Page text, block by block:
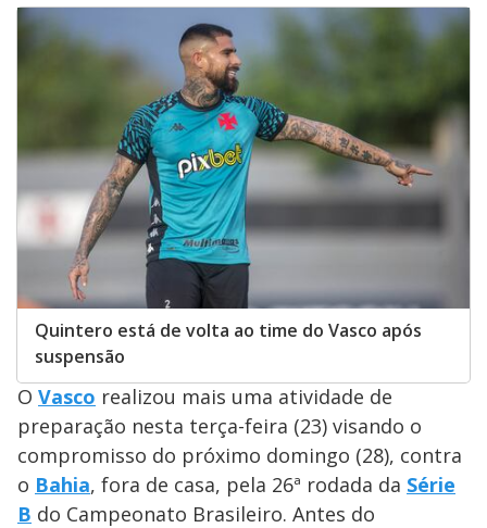
Quintero está de volta ao time do Vasco após
suspensão
O Vasco realizou mais uma atividade de
preparação nesta terça-feira (23) visando o
compromisso do próximo domingo (28), contra
o Bahia, fora de casa, pela 26ª rodada da Série
B do Campeonato Brasileiro. Antes do